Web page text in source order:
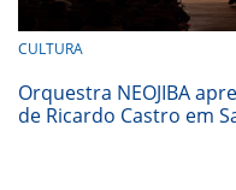
CULTURA
Orquestra NEOJIBA
de Ricardo Castro em